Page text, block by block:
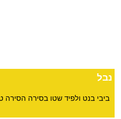
נבל
ביבי בנט ולפיד שטו בסירה הסירה